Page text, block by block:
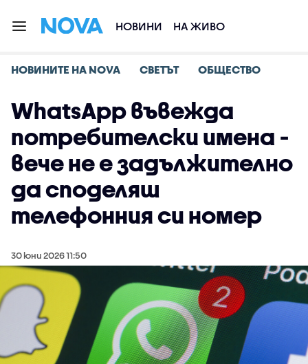
НОВИНИ НА ЖИВО
НОВИНИТЕ НА NOVA СВЕТЪТ ОБЩЕСТВО
WhatsApp въвежда
потребителски имена -
вече не е задължително
да споделяш
телефонния си номер
30 юни 2026 11:50